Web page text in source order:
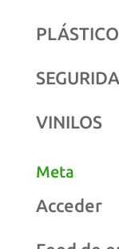
VINILOS
Meta
Acceder